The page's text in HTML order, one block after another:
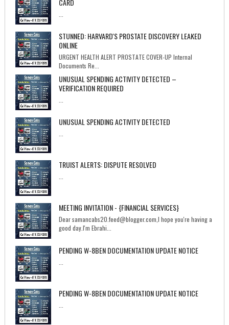
CARD
STUNNED: HARVARD'S PROSTATE DISCOVERY LEAKED
ONLINE
URGENT HEALTH ALERT PROSTATE COVER-UP Internal
Documents Re...
UNUSUAL SPENDING ACTIVITY DETECTED –
VERIFICATION REQUIRED
UNUSUAL SPENDING ACTIVITY DETECTED
TRUIST ALERTS: DISPUTE RESOLVED
MEETING INVITATION - {FINANCIAL SERVICES}
Dear samancabs20.feed@blogger.com,I hope you're having a
good day.I'm Ebrahi...
PENDING W-8BEN DOCUMENTATION UPDATE NOTICE
PENDING W-8BEN DOCUMENTATION UPDATE NOTICE